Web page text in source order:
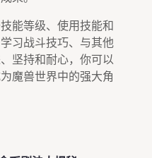
能等级、使用技能和
习战斗技巧、与其他
坚持和耐心，你可以
魔兽世界中的强大角